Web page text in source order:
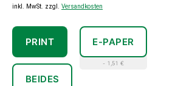
inkl. MwSt. zzgl. Versandkosten
PRINT E-PAPER
- 1,51 €
BEIDES